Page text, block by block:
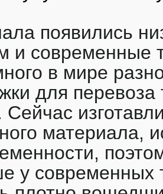
появились
и современные
в мире
для
Сейчас
материала,
у современных